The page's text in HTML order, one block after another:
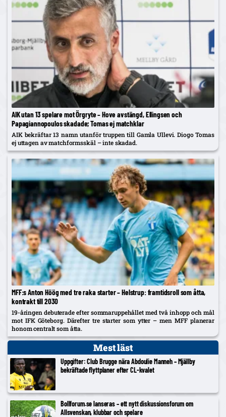
AIK utan 13 spelare mot Örgryte – Hove avstängd, Ellingsen och
Papagiannopoulos skadade; Tomas ej matchklar
AIK bekräftar 13 namn utanför truppen till Gamla Ullevi. Diogo Tomas
ej uttagen av matchformsskäl – inte skadad.
MFF:s Anton Höög med tre raka starter – Helstrup: framtidsroll som åtta,
kontrakt till 2030
19-åringen debuterade efter sommaruppehållet med två inhopp och mål
mot IFK Göteborg. Därefter tre starter som ytter – men MFF planerar
honom centralt som åtta.
Mest läst
Uppgifter: Club Brugge nära Abdoulie Manneh – Mjällby
bekräftade flyttplaner efter CL-kvalet
Bollforum.se lanseras – ett nytt diskussionsforum om
Allsvenskan, klubbar och spelare